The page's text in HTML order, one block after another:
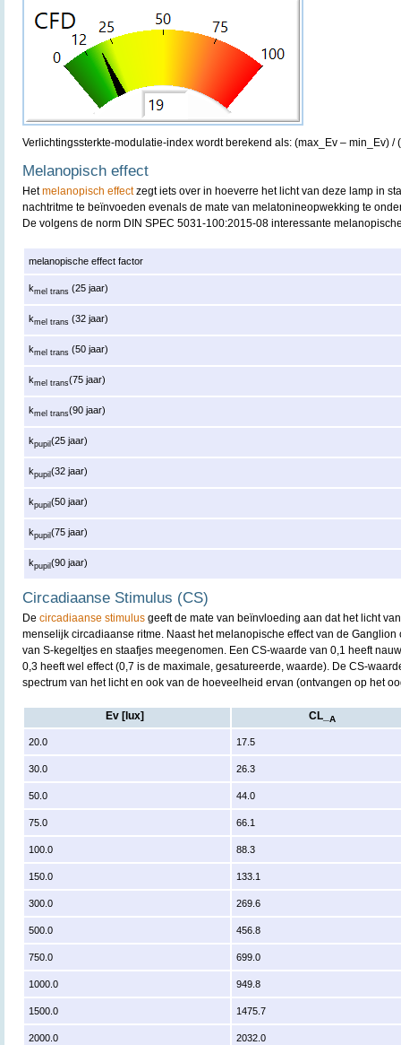
Verlichtingssterkte-modulatie-index wordt berekend als: (max_Ev – min_Ev) /
Melanopisch effect
Hetmelanopisch effectzegt iets over in hoeverre het licht van deze lamp in
nachtritme te beïnvoeden evenals de mate van melatonineopwekking te
De volgens de norm DIN SPEC 5031-100:2015-08 interessante
melanopische effect factor
kmel trans (25 jaar)
kmel trans (32 jaar)
kmel trans (50 jaar)
kmel trans(75 jaar)
kmel trans(90 jaar)
kpupil(25 jaar)
kpupil(32 jaar)
kpupil(50 jaar)
kpupil(75 jaar)
kpupil(90 jaar)
Circadiaanse Stimulus (CS)
De circadiaanse stimulus geeft de mate van beïnvloeding aan dat het licht
menselijk circadiaanse ritme. Naast het melanopische effect van de
van S-kegeltjes en staafjes meegenomen. Een CS-waarde van 0,1 heeft
0,3 heeft wel effect (0,7 is de maximale, gesatureerde, waarde). De CS-
spectrum van het licht en ook van de hoeveelheid ervan (ontvangen op het
Ev [lux] CL_ A
20.0 17.5
30.0 26.3
50.0 44.0
75.0 66.1
100.0 88.3
150.0 133.1
300.0 269.6
500.0 456.8
750.0 699.0
1000.0 949.8
1500.0 1475.7
2000.0 2032.0